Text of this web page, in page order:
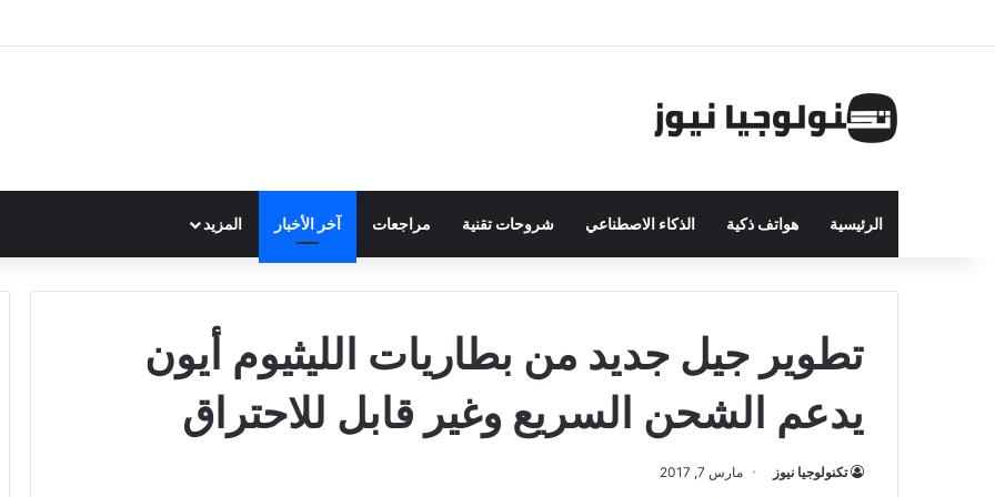
الرئيسية هواتف ذكية الذكاء الاصطناعي شروحات تقنية مراجعات آخر الأخبار المزيد
تطوير جيل جديد من بطاريات الليثيوم أيون
يدعم الشحن السريع وغير قابل للاحتراق
تكنولوجيا نيوز مارس 7, 2017